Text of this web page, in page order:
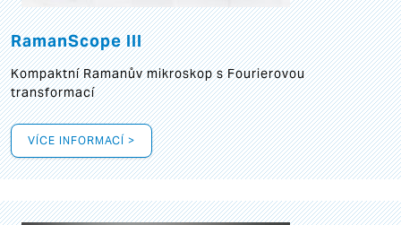
RamanScope III
Kompaktní Ramanův mikroskop s Fourierovou
transformací
VÍCE INFORMACÍ >